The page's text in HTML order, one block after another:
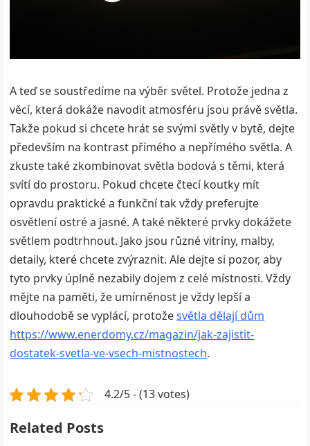
A teď se soustředíme na výběr světel. Protože jedna z
věcí, která dokáže navodit atmosféru jsou právě světla.
Takže pokud si chcete hrát se svými světly v bytě, dejte
především na kontrast přímého a nepřímého světla. A
zkuste také zkombinovat světla bodová s těmi, která
svítí do prostoru. Pokud chcete čtecí koutky mít
opravdu praktické a funkční tak vždy preferujte
osvětlení ostré a jasné. A také některé prvky dokážete
světlem podtrhnout. Jako jsou různé vitríny, malby,
detaily, které chcete zvýraznit. Ale dejte si pozor, aby
tyto prvky úplně nezabily dojem z celé místnosti. Vždy
mějte na paměti, že umírněnost je vždy lepší a
dlouhodobě se vyplácí, protožesvětla dělají dům
https://www.enerdomy.cz/magazin/jak-zajistit-
dostatek-svetla-ve-vsech-mistnostech.
4.2/5 - (13 votes)
Related Posts